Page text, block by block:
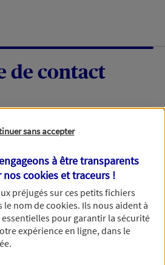
de contact
répondrons dans les
mail ou par téléphone.
sans accepter
à être transparents
noscookies et traceurs !
préjugés sur ces petits fichiers
le nom decookies. Ils nous aident à
pour garantir la sécurité
expérience en ligne, dans le